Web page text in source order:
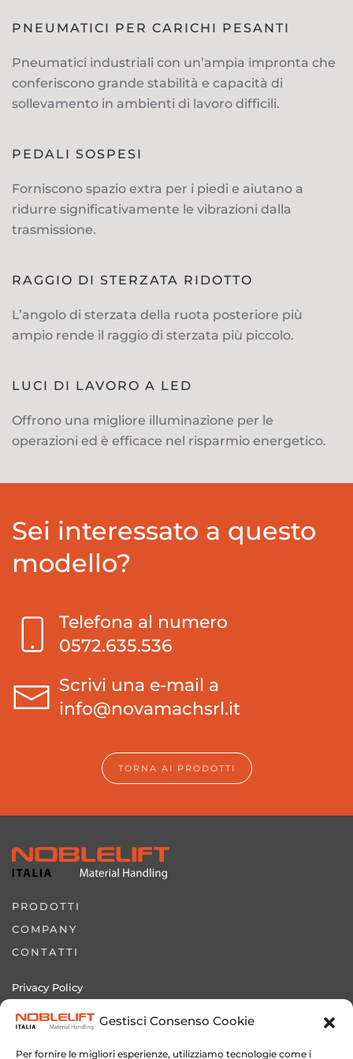
Gestisci Consenso Cookie
Per fornire le migliori esperienze, utilizziamo tecnologie come i
PNEUMATICI PER CARICHI PESANTI
Pneumatici industriali con un’ampia impronta che
conferiscono grande stabilità e capacità di
sollevamento in ambienti di lavoro difficili.
PEDALI SOSPESI
Forniscono spazio extra per i piedi e aiutano a
ridurre significativamente le vibrazioni dalla
trasmissione.
RAGGIO DI STERZATA RIDOTTO
L’angolo di sterzata della ruota posteriore più
ampio rende il raggio di sterzata più piccolo.
LUCI DI LAVORO A LED
Offrono una migliore illuminazione per le
operazioni ed è efficace nel risparmio energetico.
Sei interessato a questo
modello?
Telefona al numero
0572.635.536
Scrivi una e-mail a
info@novamachsrl.it
TORNA AI PRODOTTI
PRODOTTI
COMPANY
CONTATTI
Privacy Policy
Cookie Policy